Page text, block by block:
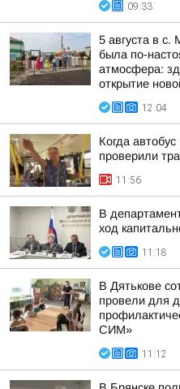
09:33
5 августа в с.
была по-
атмосфера:
открытие
12:04
Когда
проверили
11:56
В
ход
11:18
В Дятькове
провели для
СИМ»
11:12